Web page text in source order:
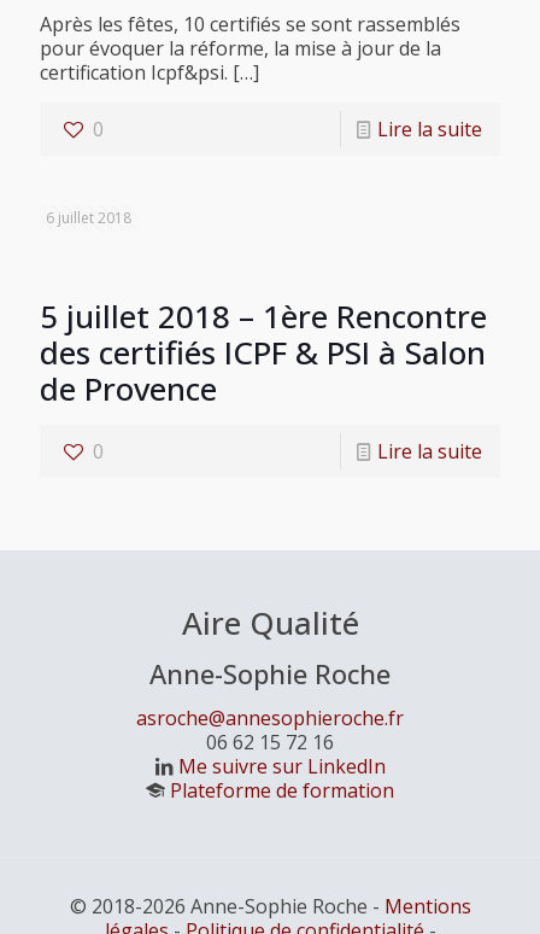
Après les fêtes, 10 certifiés se sont rassemblés
pour évoquer la réforme, la mise à jour de la
certification Icpf&psi. […]
0 Lire la suite
6 juillet 2018
5 juillet 2018 – 1ère Rencontre
des certifiés ICPF & PSI à Salon
de Provence
0 Lire la suite
Aire Qualité
Anne-Sophie Roche
asroche@annesophieroche.fr
06 62 15 72 16
Me suivre sur LinkedIn
Plateforme de formation
© 2018-2026 Anne-Sophie Roche - Mentions